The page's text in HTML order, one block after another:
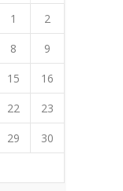
1
2
8
9
15
16
22
23
29
30